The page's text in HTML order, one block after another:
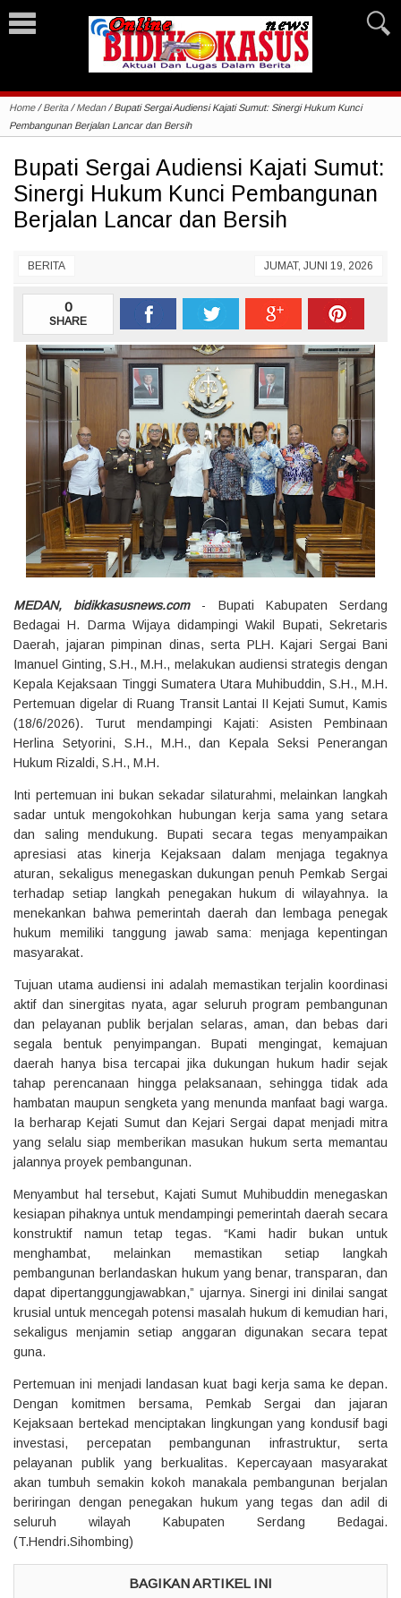
Home/Berita/Medan/Bupati Sergai Audiensi Kajati Sumut: Sinergi Hukum Kunci
Pembangunan Berjalan Lancar dan Bersih
Bupati Sergai Audiensi Kajati Sumut:
Sinergi Hukum Kunci Pembangunan
Berjalan Lancar dan Bersih
BERITA JUMAT, JUNI 19, 2026
0
SHARE
MEDAN, bidikkasusnews.com- Bupati Kabupaten Serdang
Bedagai H. Darma Wijaya didampingi Wakil Bupati, Sekretaris
Daerah, jajaran pimpinan dinas, serta PLH. Kajari Sergai Bani
Imanuel Ginting, S.H., M.H., melakukan audiensi strategis dengan
Kepala Kejaksaan Tinggi Sumatera Utara Muhibuddin, S.H., M.H.
Pertemuan digelar di Ruang Transit Lantai II Kejati Sumut, Kamis
(18/6/2026). Turut mendampingi Kajati: Asisten Pembinaan
Herlina Setyorini, S.H., M.H., dan Kepala Seksi Penerangan
Hukum Rizaldi, S.H., M.H.
Inti pertemuan ini bukan sekadar silaturahmi, melainkan langkah
sadar untuk mengokohkan hubungan kerja sama yang setara
dan saling mendukung. Bupati secara tegas menyampaikan
apresiasi atas kinerja Kejaksaan dalam menjaga tegaknya
aturan, sekaligus menegaskan dukungan penuh Pemkab Sergai
terhadap setiap langkah penegakan hukum di wilayahnya. Ia
menekankan bahwa pemerintah daerah dan lembaga penegak
hukum memiliki tanggung jawab sama: menjaga kepentingan
masyarakat.
Tujuan utama audiensi ini adalah memastikan terjalin koordinasi
aktif dan sinergitas nyata, agar seluruh program pembangunan
dan pelayanan publik berjalan selaras, aman, dan bebas dari
segala bentuk penyimpangan. Bupati mengingat, kemajuan
daerah hanya bisa tercapai jika dukungan hukum hadir sejak
tahap perencanaan hingga pelaksanaan, sehingga tidak ada
hambatan maupun sengketa yang menunda manfaat bagi warga.
Ia berharap Kejati Sumut dan Kejari Sergai dapat menjadi mitra
yang selalu siap memberikan masukan hukum serta memantau
jalannya proyek pembangunan.
Menyambut hal tersebut, Kajati Sumut Muhibuddin menegaskan
kesiapan pihaknya untuk mendampingi pemerintah daerah secara
konstruktif namun tetap tegas. “Kami hadir bukan untuk
menghambat, melainkan memastikan setiap langkah
pembangunan berlandaskan hukum yang benar, transparan, dan
dapat dipertanggungjawabkan,” ujarnya. Sinergi ini dinilai sangat
krusial untuk mencegah potensi masalah hukum di kemudian hari,
sekaligus menjamin setiap anggaran digunakan secara tepat
guna.
Pertemuan ini menjadi landasan kuat bagi kerja sama ke depan.
Dengan komitmen bersama, Pemkab Sergai dan jajaran
Kejaksaan bertekad menciptakan lingkungan yang kondusif bagi
investasi, percepatan pembangunan infrastruktur, serta
pelayanan publik yang berkualitas. Kepercayaan masyarakat
akan tumbuh semakin kokoh manakala pembangunan berjalan
beriringan dengan penegakan hukum yang tegas dan adil di
seluruh wilayah Kabupaten Serdang Bedagai.
(T.Hendri.Sihombing)